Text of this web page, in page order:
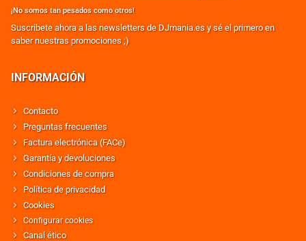
¡No somos tan pesados como otros!
Suscribete ahora a las newsletters de DJmania.es y sé el primero en
saber nuestras promociones ;)
INFORMACIÓN
Contacto
Preguntas frecuentes
Factura electrónica (FACe)
Garantía y devoluciones
Condiciones de compra
Política de privacidad
Cookies
Configurar cookies
Canal ético